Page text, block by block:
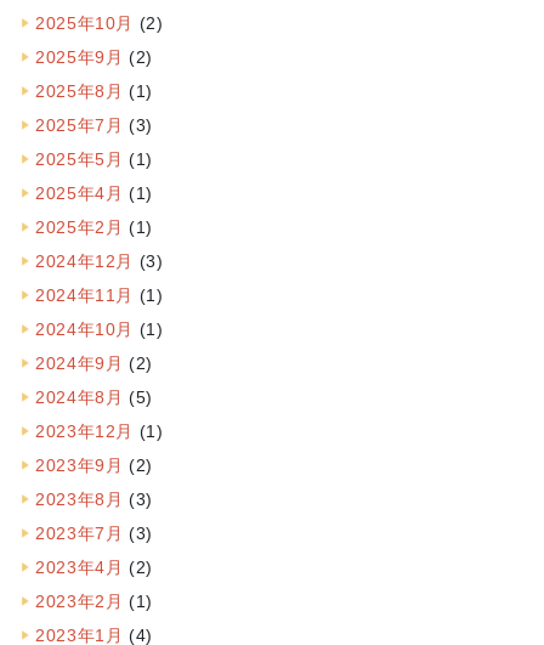
2025年10月 (2)
2025年9月 (2)
2025年8月 (1)
2025年7月 (3)
2025年5月 (1)
2025年4月 (1)
2025年2月 (1)
2024年12月 (3)
2024年11月 (1)
2024年10月 (1)
2024年9月 (2)
2024年8月 (5)
2023年12月 (1)
2023年9月 (2)
2023年8月 (3)
2023年7月 (3)
2023年4月 (2)
2023年2月 (1)
2023年1月 (4)